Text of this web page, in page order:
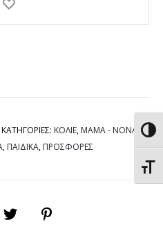
ΚΑΤΗΓΟΡΙΕΣ: ΚΟΛΙΕ, ΜΑΜΑ - ΝΟΝΑ
, ΠΑΙΔΙΚΑ, ΠΡΟΣΦΟΡΕΣ